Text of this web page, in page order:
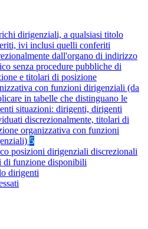
dirigenziali, a qualsiasi titolo
ivi inclusi quelli conferiti
dall'organo di indirizzo
senza procedure pubbliche di
e titolari di posizione
con funzioni dirigenziali (da
in tabelle che distinguano le
situazioni: dirigenti, dirigenti
discrezionalmente, titolari di
organizzativa con funzioni
5
posizioni dirigenziali discrezionali
di funzione disponibili
dirigenti